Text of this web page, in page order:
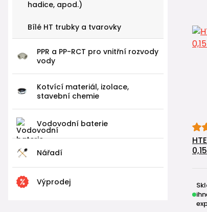
hadice, apod.)
Bílé HT trubky a tvarovky
PPR a PP-RCT pro vnitřní rozvody
vody
Kotvící materiál, izolace,
stavební chemie
Vodovodní baterie
Nářadí
Výprodej